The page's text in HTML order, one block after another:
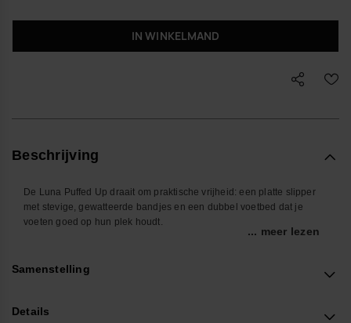
IN WINKELMAND
Beschrijving
De Luna Puffed Up draait om praktische vrijheid: een platte slipper
met stevige, gewatteerde bandjes en een dubbel voetbed dat je
voeten goed op hun plek houdt.
water of door de stad. De contoured zool sluit om je voet, geeft
stabiliteit en bescherming, en de waterbestendige afwerking maakt
onverwachte bui.
... meer lezen
Samenstelling
Details